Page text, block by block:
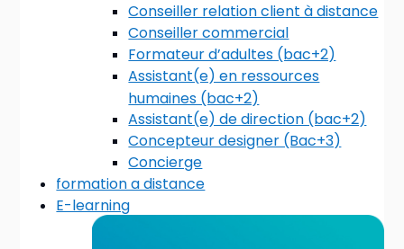
Conseiller relation client à distance
Conseiller commercial
Formateur d’adultes (bac+2)
Assistant(e) en ressources
humaines (bac+2)
Assistant(e) de direction (bac+2)
Concepteur designer (Bac+3)
Concierge
formation a distance
E-learning